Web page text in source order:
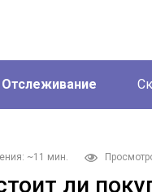
Отслеживание
~11 мин.
ли